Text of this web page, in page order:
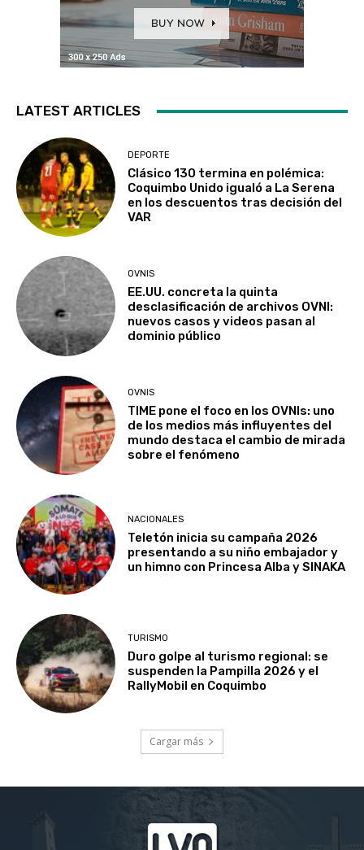
LATEST ARTICLES
DEPORTE
Clásico 130 termina en polémica:
Coquimbo Unido igualó a La Serena
en los descuentos tras decisión del
VAR
OVNIS
EE.UU. concreta la quinta
desclasificación de archivos OVNI:
nuevos casos y videos pasan al
dominio público
OVNIS
TIME pone el foco en los OVNIs: uno
de los medios más influyentes del
mundo destaca el cambio de mirada
sobre el fenómeno
NACIONALES
Teletón inicia su campaña 2026
presentando a su niño embajador y
un himno con Princesa Alba y SINAKA
TURISMO
Duro golpe al turismo regional: se
suspenden la Pampilla 2026 y el
RallyMobil en Coquimbo
Cargar más